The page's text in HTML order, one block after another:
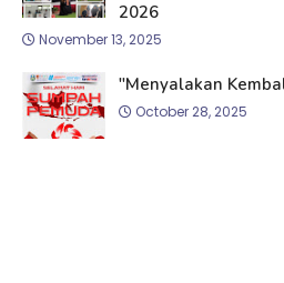
2026
November 13, 2025
"Menyalakan
October 28, 2025